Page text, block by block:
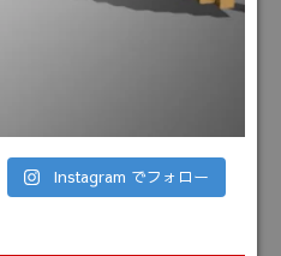
Instagram でフォロー